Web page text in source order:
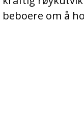
beboere om å